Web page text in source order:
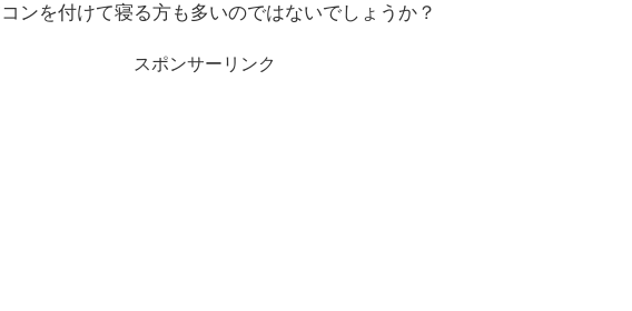
ンを付けて寝る方も多いのではないでしょうか？
スポンサーリンク